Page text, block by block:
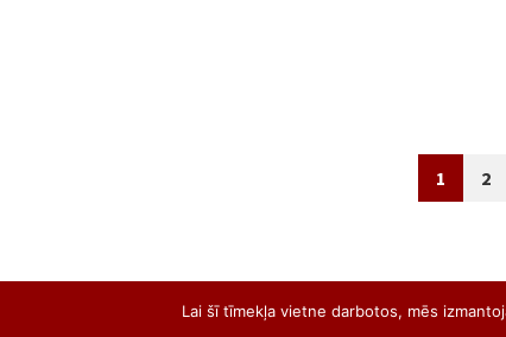
1 2
Lai šī tīmekļa vietne darbotos, mēs